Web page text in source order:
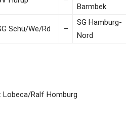
Barmbek
Schü/We/Rd –
SG Hamburg-
Nord
Lobeca/Ralf Homburg